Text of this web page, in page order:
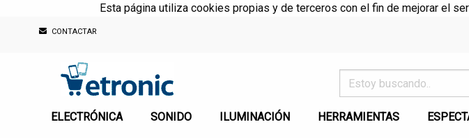
Esta página utiliza cookies propias y de terceros con el fin de mejorar el
CONTACTAR
ELECTRÓNICA SONIDO ILUMINACIÓN HERRAMIENTAS